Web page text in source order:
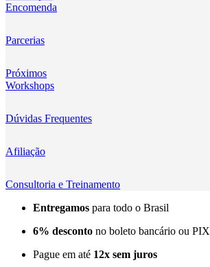
Kingma
Lensmingle
LiRen
Litepanels
LoveFoto
LowePro
Lumitecfoto
Encomenda
Parcerias
Próximos
Workshops
Dúvidas Frequentes
Afiliação
Consultoria e Treinamento
Entregamos para todo o Brasil
6% desconto no boleto bancário ou PIX
Pague em até 12x sem juros